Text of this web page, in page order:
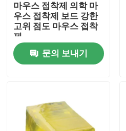
동영상
마우스 접착제 의학 마
우스 접착제 보드 강한
고위 점도 마우스 접착
제
문의 보내기